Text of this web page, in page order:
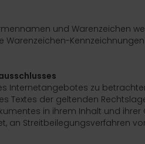
und Warenzeichen
Warenzeichen-
Internetangebotes zu
Textes der geltenden
in ihrem Inhalt und
an Streitbeilegungsverfahren